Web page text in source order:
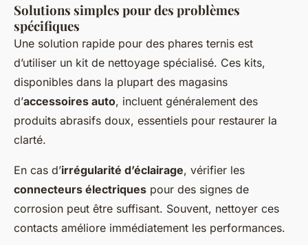
Solutions simples pour des problèmes
spécifiques
Une solution rapide pour des phares ternis est
d’utiliser un kit de nettoyage spécialisé. Ces kits,
disponibles dans la plupart des magasins
d’accessoires auto, incluent généralement des
produits abrasifs doux, essentiels pour restaurer la
clarté.
En cas d’irrégularité d’éclairage, vérifier les
connecteurs électriques pour des signes de
corrosion peut être suffisant. Souvent, nettoyer ces
contacts améliore immédiatement les performances.